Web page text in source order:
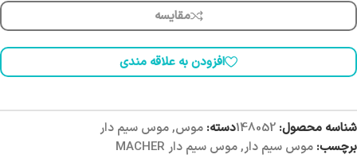
مقایسه
افزودن به علاقه مندی
شناسه محصول: 148052دسته: موس,موس سیم دار
برچسب: موس سیم دار,موس سیم دار MACHER